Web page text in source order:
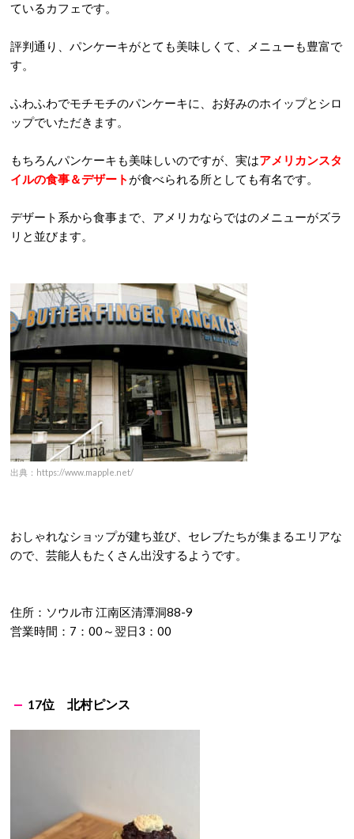
ているカフェです。
評判通り、パンケーキがとても美味しくて、メニューも豊富で
す。
ふわふわでモチモチのパンケーキに、お好みのホイップとシロ
ップでいただきます。
もちろんパンケーキも美味しいのですが、実はアメリカンスタ
イルの食事＆デザート が食べられる所としても有名です。
デザート系から食事まで、アメリカならではのメニューがズラ
リと並びます。
出典：https://www.mapple.net/
おしゃれなショップが建ち並び、セレブたちが集まるエリアな
ので、芸能人もたくさん出没するようです。
住所：ソウル市 江南区清潭洞88-9
営業時間：7：00～翌日3：00
17位 北村ピンス